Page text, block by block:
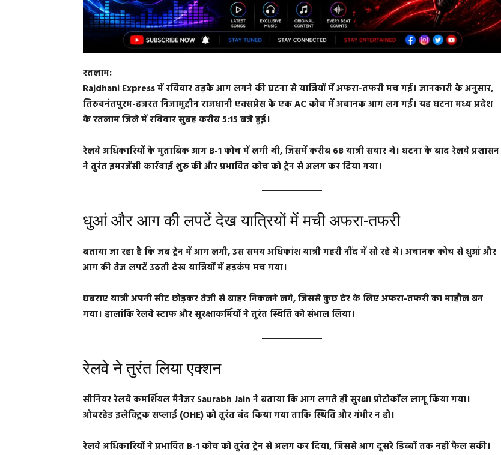
रतलाम:
Rajdhani Express में रविवार तड़के आग लगने की घटना से यात्रियों में अफरा-तफरी मच गई। जानकारी के अनुसार,
तिरुवनंतपुरम-हजरत निजामुद्दीन राजधानी एक्सप्रेस के एक AC कोच में अचानक आग लग गई। यह घटना मध्य प्रदेश
के रतलाम जिले में रविवार सुबह करीब 5:15 बजे हुई।
रेलवे अधिकारियों के मुताबिक आग B-1 कोच में लगी थी, जिसमें करीब 68 यात्री सवार थे। घटना के बाद रेलवे प्रशासन
ने तुरंत इमरजेंसी कार्रवाई शुरू की और प्रभावित कोच को ट्रेन से अलग कर दिया गया।
धुआं और आग की लपटें देख यात्रियों में मची अफरा-तफरी
बताया जा रहा है कि जब ट्रेन में आग लगी, उस समय अधिकांश यात्री गहरी नींद में सो रहे थे। अचानक कोच से धुआं और
आग की तेज लपटें उठती देख यात्रियों में हड़कंप मच गया।
घबराए यात्री अपनी सीट छोड़कर तेजी से बाहर निकलने लगे, जिससे कुछ देर के लिए अफरा-तफरी का माहौल बन
गया। हालांकि रेलवे स्टाफ और सुरक्षाकर्मियों ने तुरंत स्थिति को संभाल लिया।
रेलवे ने तुरंत लिया एक्शन
सीनियर रेलवे कमर्शियल मैनेजर Saurabh Jain ने बताया कि आग लगते ही सुरक्षा प्रोटोकॉल लागू किया गया।
ओवरहेड इलेक्ट्रिक सप्लाई (OHE) को तुरंत बंद किया गया ताकि स्थिति और गंभीर न हो।
रेलवे अधिकारियों ने प्रभावित B-1 कोच को तुरंत ट्रेन से अलग कर दिया, जिससे आग दूसरे डिब्बों तक नहीं फैल सकी।